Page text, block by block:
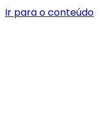
Ir para o conteúdo